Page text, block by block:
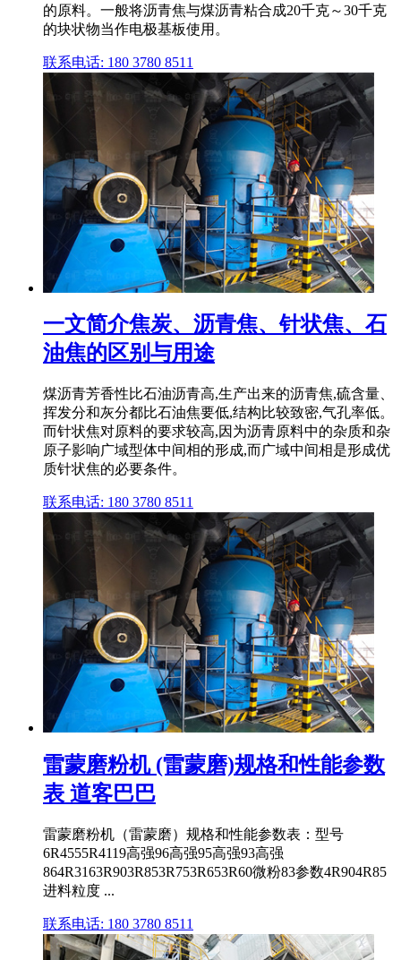
的原料。一般将沥青焦与煤沥青粘合成20千克～30千克
的块状物当作电极基板使用。
联系电话: 180 3780 8511
一文简介焦炭、沥青焦、针状焦、石
油焦的区别与用途
煤沥青芳香性比石油沥青高,生产出来的沥青焦,硫含量、
挥发分和灰分都比石油焦要低,结构比较致密,气孔率低。
而针状焦对原料的要求较高,因为沥青原料中的杂质和杂
原子影响广域型体中间相的形成,而广域中间相是形成优
质针状焦的必要条件。
联系电话: 180 3780 8511
雷蒙磨粉机 (雷蒙磨)规格和性能参数
表 道客巴巴
雷蒙磨粉机（雷蒙磨）规格和性能参数表：型号
6R4555R4119高强96高强95高强93高强
864R3163R903R853R753R653R60微粉83参数4R904R85
进料粒度 ...
联系电话: 180 3780 8511